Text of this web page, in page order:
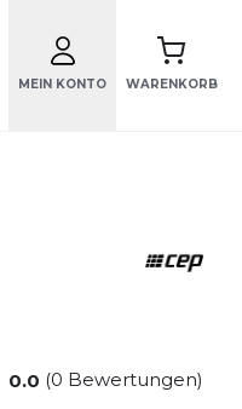
MEIN KONTO WARENKORB
0.0 (0 Bewertungen)